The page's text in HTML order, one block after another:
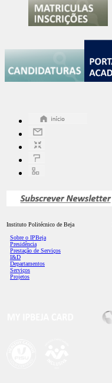
Instituto Politécnico de Beja
Sobre o IPBeja
Presidência
Prestação de Serviços
I&D
Departamentos
Serviços
Projetos